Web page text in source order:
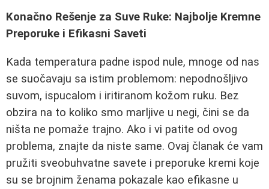
Konačno Rešenje za Suve Ruke: Najbolje Kremne
Preporuke i Efikasni Saveti
Kada temperatura padne ispod nule, mnoge od nas
se suočavaju sa istim problemom: nepodnošljivo
suvom, ispucalom i iritiranom kožom ruku. Bez
obzira na to koliko smo marljive u negi, čini se da
ništa ne pomaže trajno. Ako i vi patite od ovog
problema, znajte da niste same. Ovaj članak će vam
pružiti sveobuhvatne savete i preporuke kremi koje
su se brojnim ženama pokazale kao efikasne u